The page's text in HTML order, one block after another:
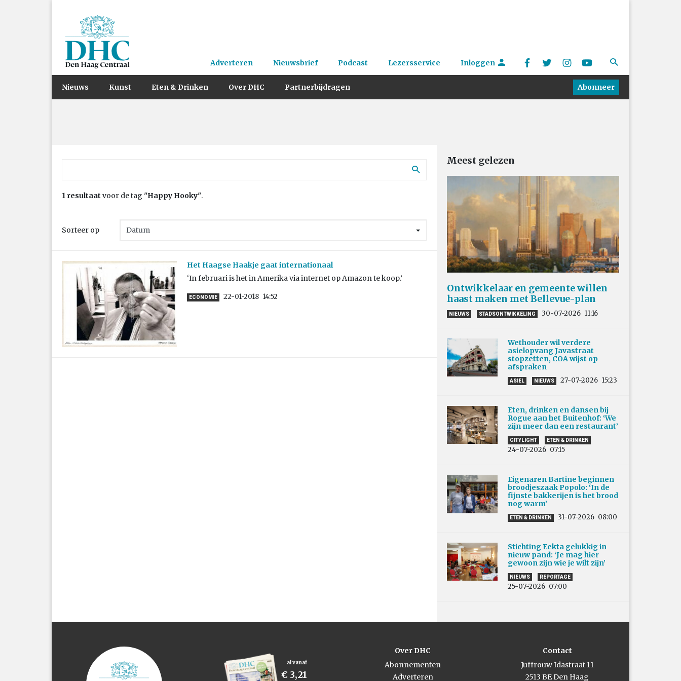
Adverteren Nieuwsbrief Podcast Lezersservice Inloggen
Nieuws Kunst Eten & Drinken Over DHC Partnerbijdragen Abonneer
1 resultaat voor de tag "Happy Hooky".
Sorteer op
Het Haagse Haakje gaat internationaal
‘In februari is het in Amerika via internet op Amazon te koop.’
ECONOMIE 22-01-2018 14:52
Meest gelezen
Ontwikkelaar en gemeente willen
haast maken met Bellevue-plan
NIEUWS STADSONTWIKKELING 30-07-2026 11:16
Wethouder wil verdere
asielopvang Javastraat
stopzetten, COA wijst op
afspraken
ASIEL NIEUWS 27-07-2026 15:23
Eten, drinken en dansen bij
Rogue aan het Buitenhof: ‘We
zijn meer dan een restaurant’
CITYLIGHT ETEN & DRINKEN
24-07-2026 07:15
Eigenaren Bartine beginnen
broodjeszaak Popolo: ‘In de
fijnste bakkerijen is het brood
nog warm’
ETEN & DRINKEN 31-07-2026 08:00
Stichting Eekta gelukkig in
nieuw pand: ‘Je mag hier
gewoon zijn wie je wilt zijn’
NIEUWS REPORTAGE
25-07-2026 07:00
al vanaf
€ 3,21
Over DHC
Abonnementen
Adverteren
Contact
Juffrouw Idastraat 11
2513 BE Den Haag